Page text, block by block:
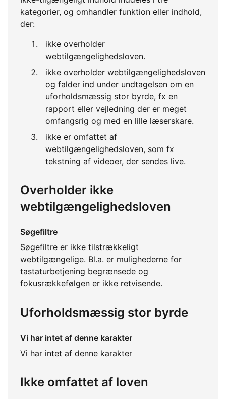
kategorier, og omhandler funktion eller indhold,
der:
ikke overholder
webtilgængelighedsloven.
ikke overholder webtilgængelighedsloven
og falder ind under undtagelsen om en
uforholdsmæssig stor byrde, fx en
rapport eller vejledning der er meget
omfangsrig og med en lille læserskare.
ikke er omfattet af
webtilgængelighedsloven, som fx
tekstning af videoer, der sendes live.
Overholder ikke
webtilgængelighedsloven
Søgefiltre
Søgefiltre er ikke tilstrækkeligt
webtilgængelige. Bl.a. er mulighederne for
tastaturbetjening begrænsede og
fokusrækkefølgen er ikke retvisende.
Uforholdsmæssig stor byrde
Vi har intet af denne karakter
Vi har intet af denne karakter
Ikke omfattet af loven